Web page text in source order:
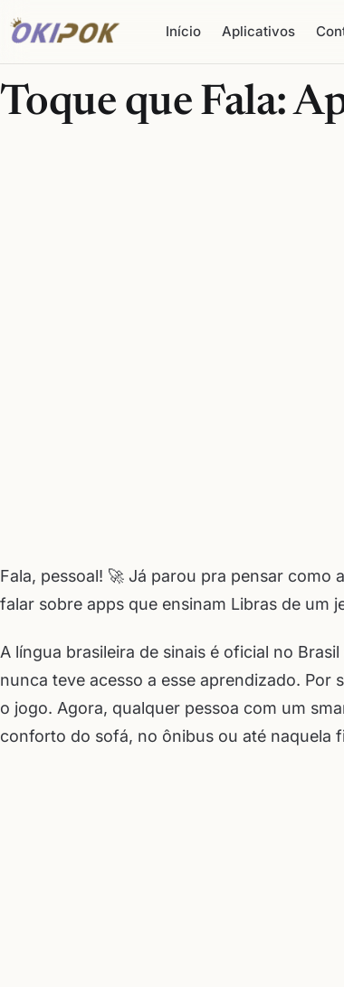
Início Aplicativos
Toque que Fala:
Fala, pessoal! 🚀 Já parou pra pensar
falar sobre apps que ensinam Libras de um
A língua brasileira de sinais é oficial no
nunca teve acesso a esse aprendizado.
o jogo. Agora, qualquer pessoa com um
conforto do sofá, no ônibus ou até naquela